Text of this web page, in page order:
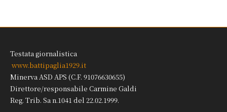
Testata giornalistica
www.battipaglia1929.it
Minerva ASD APS (C.F. 91076630655)
Direttore/responsabile Carmine Galdi
Reg. Trib. Sa n.1041 del 22.02.1999.